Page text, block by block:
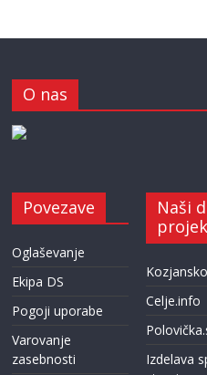
O nas
Povezave
Oglaševanje
Ekipa DS
Pogoji uporabe
Varovanje
zasebnosti
Naši
Celje.info
Izdelava